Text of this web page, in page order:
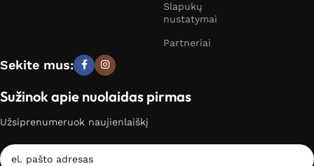
Slapukų
nustatymai
Partneriai
Sekite mus:
Sužinok apie nuolaidas pirmas
Užsiprenumeruok naujienlaiškį